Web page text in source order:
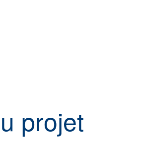
projet